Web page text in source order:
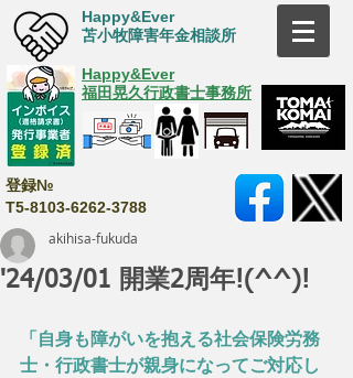
Happy&Ever
苫小牧障害年金相談所
Happy&Ever
福田晃久行政書士事務所
登録№
T5-8103-6262-3788
'24/03/01 開業2周年!(^^)!
akihisa-fukuda
「自身も障がいを抱える社会保険労務
士・行政書士が親身になってご対応し